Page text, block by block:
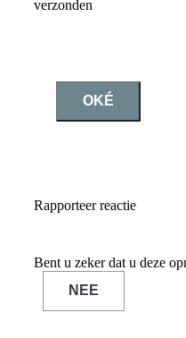
verzonden
OKÉ
Rapporteer reactie
Bent u zeker dat u deze
NEE